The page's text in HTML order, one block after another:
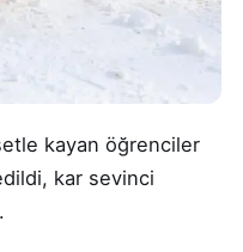
kayan öğrenciler
kar sevinci